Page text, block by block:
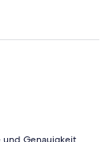
with a
, where we’d
and evening
walk away
week. We
just floating in
to
Great Blue
und Genauigkeit